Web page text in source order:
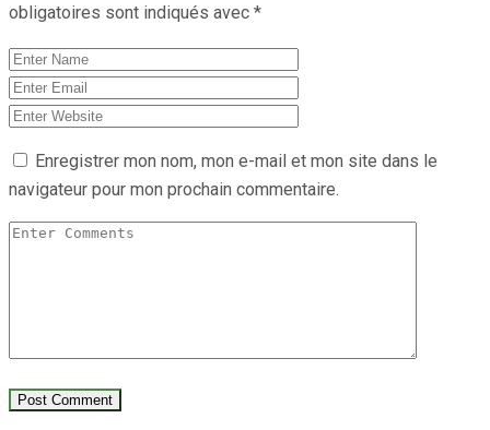
obligatoires sont indiqués avec *
Enregistrer mon nom, mon e-mail et mon site dans le
navigateur pour mon prochain commentaire.